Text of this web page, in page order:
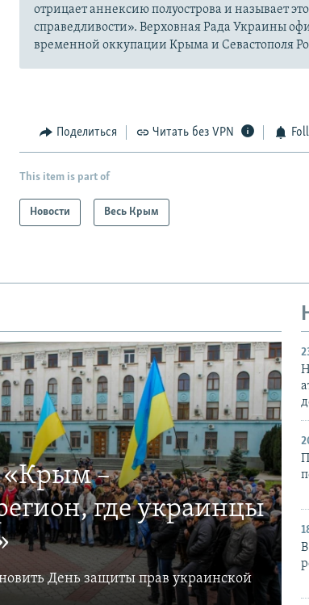
отрицает аннексию полуострова и называет
справедливости». Верховная Рада Украины
временной оккупации Крыма и Севастополя
Поделиться Читать без VPN
This item is part of
Новости Весь Крым
–
где украинцы
День защиты прав украинской